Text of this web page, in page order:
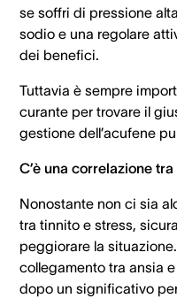
se soffri di pressione
sodio e una regolare
dei benefici.
Tuttavia è sempre
curante per trovare il
gestione dell’acufene
C’è una correlazione
Nonostante non ci sia
tra tinnito e stress,
peggiorare la
collegamento tra ansia
dopo un significativo